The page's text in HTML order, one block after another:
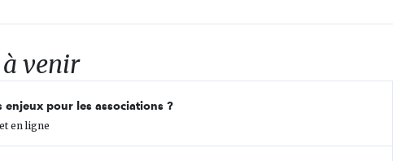
venir
pour les associations ?
en ligne